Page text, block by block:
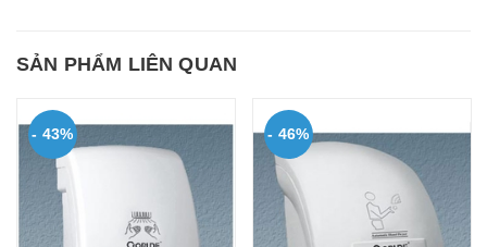
SẢN PHẨM LIÊN QUAN
- 43% - 46%